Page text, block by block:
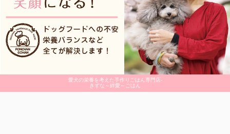
愛犬の栄養を考えた手作りごはん専門店-
きずな～絆愛～ごはん